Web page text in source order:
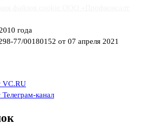
года
77/00180152 от 07 апреля 2021